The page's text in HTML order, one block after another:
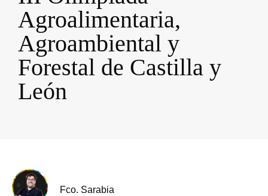
Agroalimentaria,
Agroambiental y
Forestal de Castilla y
León
Fco. Sarabia